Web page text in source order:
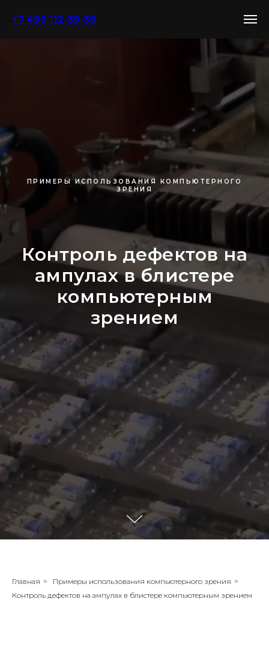
+7 499 112-39-39
ПРИМЕРЫ ИСПОЛЬЗОВАНИЯ КОМПЬЮТЕРНОГО
ЗРЕНИЯ
Контроль дефектов на
ампулах в блистере
компьютерным
зрением
Главная » Примеры использования компьютерного зрения »
Контроль дефектов на ампулах в блистере​ компьютерным зрением